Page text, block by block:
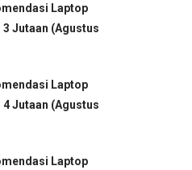
Laptop
3 Jutaan (Agustus
Laptop
4 Jutaan (Agustus
Laptop